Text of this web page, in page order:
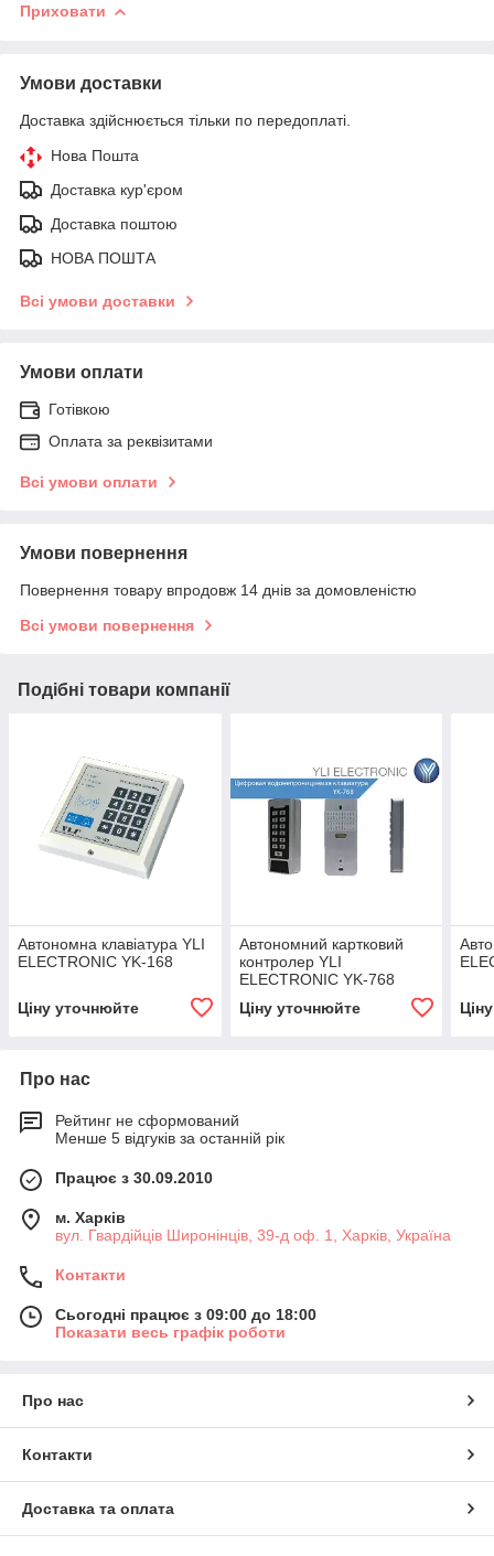
Приховати
Умови доставки
Доставка здійснюється тільки по передоплаті.
Нова Пошта
Доставка кур'єром
Доставка поштою
НОВА ПОШТА
Всі умови доставки
Умови оплати
Готівкою
Оплата за реквізитами
Всі умови оплати
Умови повернення
Повернення товару впродовж 14 днів за домовленістю
Всі умови повернення
Подібні товари компанії
Автономна клавіатура YLI
ELECTRONIC YK-168
Ціну уточнюйте
Автономний картковий
контролер YLI
ELECTRONIC YK-768
Ціну уточнюйте
Про нас
Рейтинг не сформований
Менше 5 відгуків за останній рік
Працює з 30.09.2010
м. Харків
вул. Гвардійців Широнінців, 39-д оф. 1, Харків, Україна
Контакти
Сьогодні працює з 09:00 до 18:00
Показати весь графік роботи
Про нас
Контакти
Доставка та оплата